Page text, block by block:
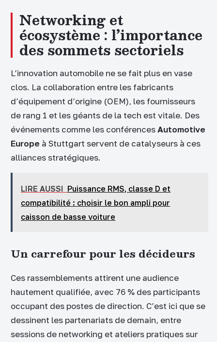
Networking et
écosystème : l’importance
des sommets sectoriels
L’innovation automobile ne se fait plus en vase
clos. La collaboration entre les fabricants
d’équipement d’origine (OEM), les fournisseurs
de rang 1 et les géants de la tech est vitale. Des
événements comme les conférencesAutomotive
Europe à Stuttgart servent de catalyseurs à ces
alliances stratégiques.
LIRE AUSSI Puissance RMS, classe D et
compatibilité : choisir le bon ampli pour
caisson de basse voiture
Un carrefour pour les décideurs
Ces rassemblements attirent une audience
hautement qualifiée, avec 76 % des participants
occupant des postes de direction. C’est ici que se
dessinent les partenariats de demain, entre
sessions de networking et ateliers pratiques sur